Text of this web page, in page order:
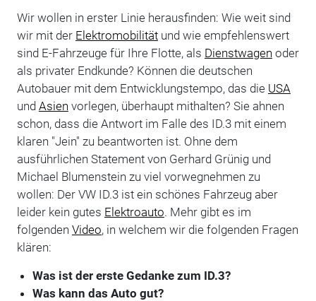
Wir wollen in erster Linie herausfinden: Wie weit sind
wir mit der Elektromobilitätund wie empfehlenswert
sind E-Fahrzeuge für Ihre Flotte, als Dienstwagen oder
als privater Endkunde? Können die deutschen
Autobauer mit dem Entwicklungstempo, das die USA
und Asien vorlegen, überhaupt mithalten? Sie ahnen
schon, dass die Antwort im Falle des ID.3 mit einem
klaren "Jein" zu beantworten ist. Ohne dem
ausführlichen Statement von Gerhard Grünig und
Michael Blumenstein zu viel vorwegnehmen zu
wollen: Der VW ID.3 ist ein schönes Fahrzeug aber
leider kein gutes Elektroauto. Mehr gibt es im
folgenden Video, in welchem wir die folgenden Fragen
klären:
Was ist der erste Gedanke zum ID.3?
Was kann das Auto gut?